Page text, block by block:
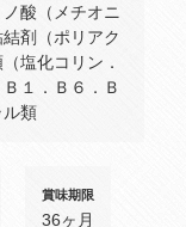
酸（メチオニ
剤（ポリアク
塩化コリン．
１．Ｂ６．Ｂ
ル類
賞味期限
36ヶ月